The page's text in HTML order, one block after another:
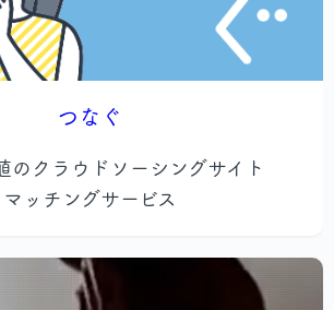
つなぐ
のクラウドソーシングサイト
マッチングサービス